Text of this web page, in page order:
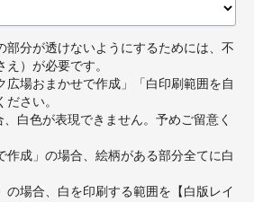
部分が透けないようにするためには、不
）が必要です。
広場おまかせで作成」「白印刷範囲を自
さい。
白色が表現できません。予めご留意く
作成」の場合、絵柄がある部分全てに白
の場合、白を印刷する範囲を【白版レイ